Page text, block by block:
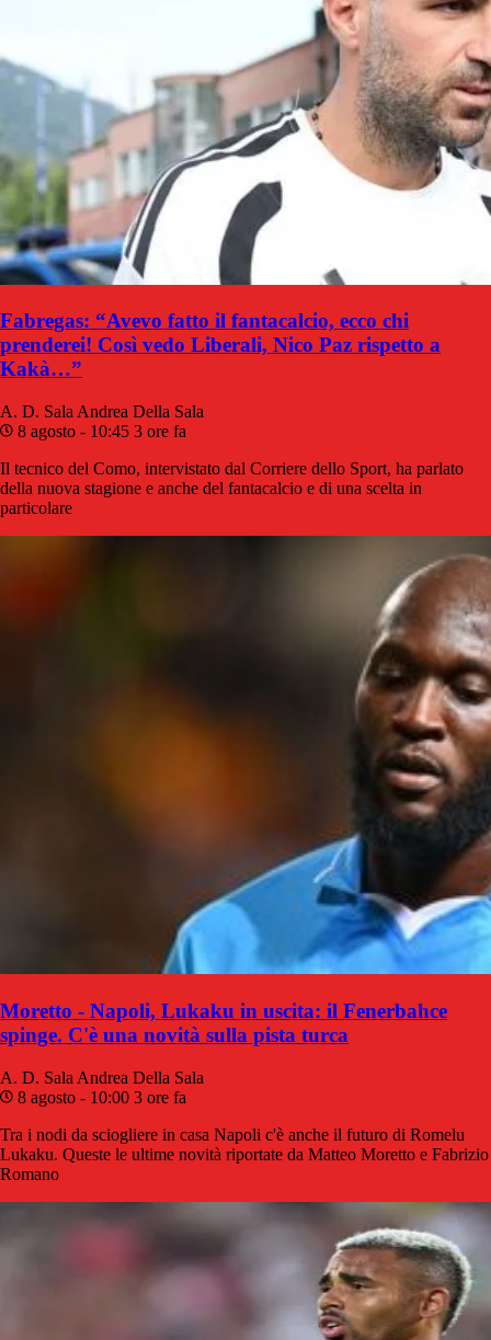
Fabregas: “Avevo fatto il fantacalcio, ecco chi
prenderei! Così vedo Liberali, Nico Paz rispetto a
Kakà…”
A. D. Sala Andrea Della Sala
8 agosto - 10:45 3 ore fa
Il tecnico del Como, intervistato dal Corriere dello Sport, ha parlato
della nuova stagione e anche del fantacalcio e di una scelta in
particolare
Moretto - Napoli, Lukaku in uscita: il Fenerbahce
spinge. C'è una novità sulla pista turca
A. D. Sala Andrea Della Sala
8 agosto - 10:00 3 ore fa
Tra i nodi da sciogliere in casa Napoli c'è anche il futuro di Romelu
Lukaku. Queste le ultime novità riportate da Matteo Moretto e Fabrizio
Romano